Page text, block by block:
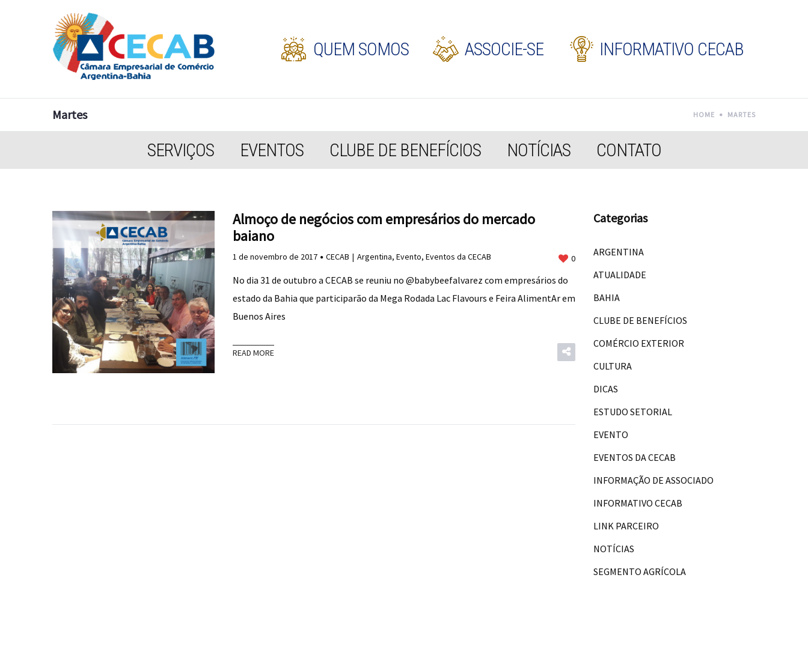
QUEM SOMOS ASSOCIE-SE INFORMATIVO CECAB
Martes HOME MARTES
SERVIÇOS EVENTOS CLUBE DE BENEFÍCIOS NOTÍCIAS CONTATO
Almoço de negócios com empresários do mercado
baiano
1 de novembro de 2017 CECAB Argentina, Evento, Eventos da CECAB 0
No dia 31 de outubro a CECAB se reuniu no @babybeefalvarez com empresários do
estado da Bahia que participarão da Mega Rodada Lac Flavours e Feira AlimentAr em
Buenos Aires
READ MORE
Categorias
ARGENTINA
ATUALIDADE
BAHIA
CLUBE DE BENEFÍCIOS
COMÉRCIO EXTERIOR
CULTURA
DICAS
ESTUDO SETORIAL
EVENTO
EVENTOS DA CECAB
INFORMAÇÃO DE ASSOCIADO
INFORMATIVO CECAB
LINK PARCEIRO
NOTÍCIAS
SEGMENTO AGRÍCOLA